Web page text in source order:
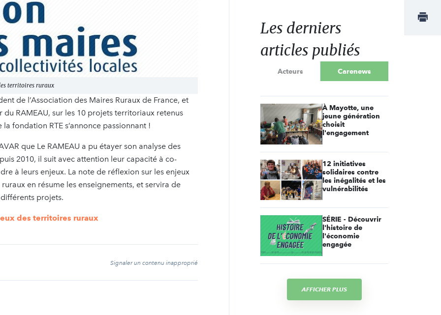
territoires ruraux
de l’Association des Maires Ruraux de France, et
RAMEAU, sur les 10 projets territoriaux retenus
fondation RTE s’annonce passionnant !
que Le RAMEAU a pu étayer son analyse des
2010, il suit avec attention leur capacité à co-
à leurs enjeux. La note de réflexion sur les enjeux
en résume les enseignements, et servira de
projets.
des territoires ruraux
Signaler un contenu inapproprié
Les derniers
articles publiés
Acteurs Carenews
À Mayotte, une
jeune génération
choisit
l'engagement
12 initiatives
solidaires contre
les inégalités et les
vulnérabilités
SÉRIE - Découvrir
l'histoire de
l'économie
engagée
AFFICHER PLUS